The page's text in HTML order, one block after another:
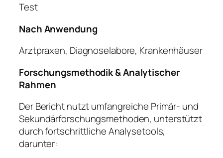
Test
Nach Anwendung
Arztpraxen, Diagnoselabore, Krankenhäuser
Forschungsmethodik & Analytischer
Rahmen
Der Bericht nutzt umfangreiche Primär- und
Sekundärforschungsmethoden, unterstützt
durch fortschrittliche Analysetools,
darunter: